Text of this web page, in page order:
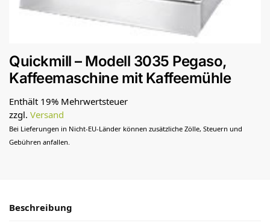
Quickmill – Modell 3035 Pegaso,
Kaffeemaschine mit Kaffeemühle
Enthält 19% Mehrwertsteuer
zzgl. Versand
Bei Lieferungen in Nicht-EU-Länder können zusätzliche Zölle, Steuern und
Gebühren anfallen.
Beschreibung